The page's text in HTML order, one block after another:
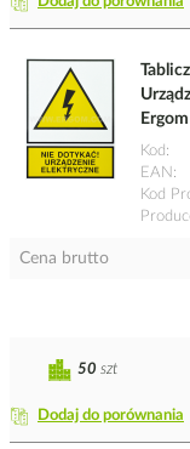
Ergom
Kod
EAN
Kod
Cena brutto
Dodaj do porównania
50 szt